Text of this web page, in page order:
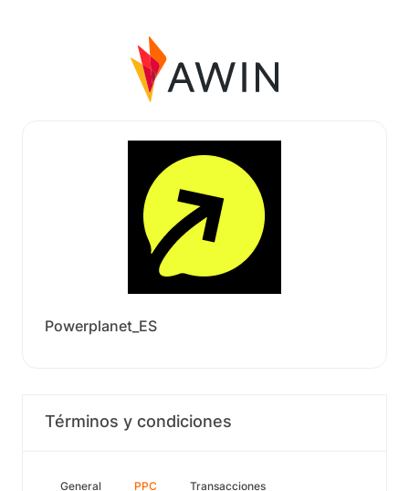
Powerplanet_ES
Términos y condiciones
General PPC Transacciones